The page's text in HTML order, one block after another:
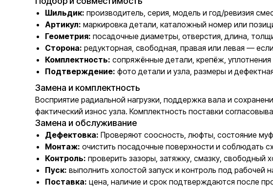
Шильдик: производитель, серия, модель и год/ревизия
Артикул: маркировка детали, каталожный номер или
Геометрия: посадочные диаметры, отверстия, длина,
Сторона: редукторная, свободная, правая или левая —
Комплектность: сопряжённые детали, крепёж,
Подтверждение: фото детали и узла, размеры и
Замена и комплектность
Восприятие радиальной нагрузки, поддержка вала и
фактический износ узла. Комплектность поставки
Замена и обслуживание
Дефектовка: Проверяют соосность, люфты, состояние
Монтаж: очистить посадочные поверхности и соблюдать
Контроль: проверить зазоры, затяжку, смазку, свободный
Пуск: выполнить холостой запуск и контроль под рабочей
Поставка: цена, наличие и срок подтверждаются после